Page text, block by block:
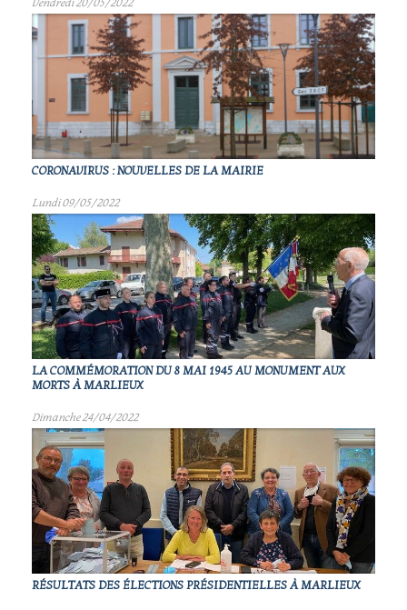
Vendredi 20/05/2022
CORONAVIRUS : NOUVELLES DE LA MAIRIE
Lundi 09/05/2022
LA COMMÉMORATION DU 8 MAI 1945 AU MONUMENT AUX
MORTS À MARLIEUX
Dimanche 24/04/2022
RÉSULTATS DES ÉLECTIONS PRÉSIDENTIELLES À MARLIEUX